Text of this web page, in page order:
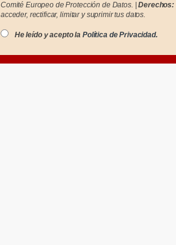
Comité Europeo de Protección de Datos. |Derechos:
acceder, rectificar, limitar y suprimir tus datos.
He leído y acepto la Política de Privacidad.